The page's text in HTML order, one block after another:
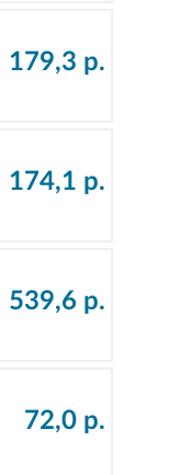
179,3 р.
174,1 р.
539,6 р.
72,0 р.